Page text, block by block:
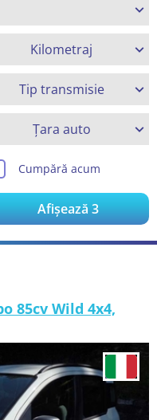
Kilometraj
Tip transmisie
Țara auto
Cumpără acum
Afișează3
85cv Wild 4x4,